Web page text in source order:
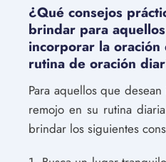
¿Qué consejos
brindar para
incorporar la oración
rutina de oración
Para aquellos que
remojo en su rutina
brindar los siguientes